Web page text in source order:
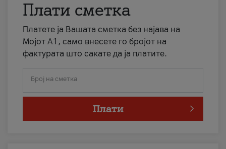
Плати сметка
Платете ја Вашата сметка без најава на
Мојот А1, само внесете го бројот на
фактурата што сакате да ја платите.
Број на сметка
Плати